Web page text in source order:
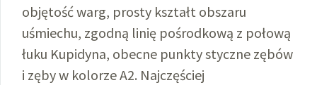
objętość warg, prosty kształt obszaru
uśmiechu, zgodną linię pośrodkową z połową
łuku Kupidyna, obecne punkty styczne zębów
i zęby w kolorze A2. Najczęściej